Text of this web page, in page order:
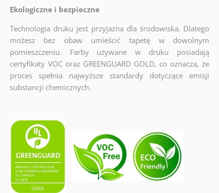
Ekologiczne i bezpieczne
Technologia druku jest przyjazna dla środowiska. Dlatego
możesz bez obaw umieścić tapetę w dowolnym
pomieszczeniu. Farby używane w druku posiadają
certyfikaty VOC oraz GREENGUARD GOLD, co oznacza, że
proces spełnia najwyższe standardy dotyczące emisji
substancji chemicznych.